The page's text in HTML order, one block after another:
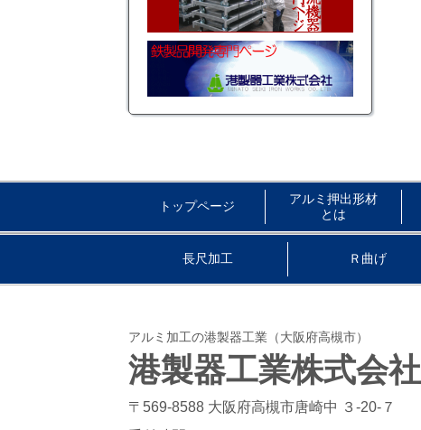
トップページ
アルミ押出形材
とは
長尺加工 Ｒ曲げ
アルミ加工の港製器工業（大阪府高槻市）
港製器工業株式会社
〒569-8588 大阪府高槻市唐崎中 ３-20-７